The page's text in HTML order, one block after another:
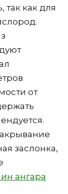
так как для
от
заслонка,
ангара